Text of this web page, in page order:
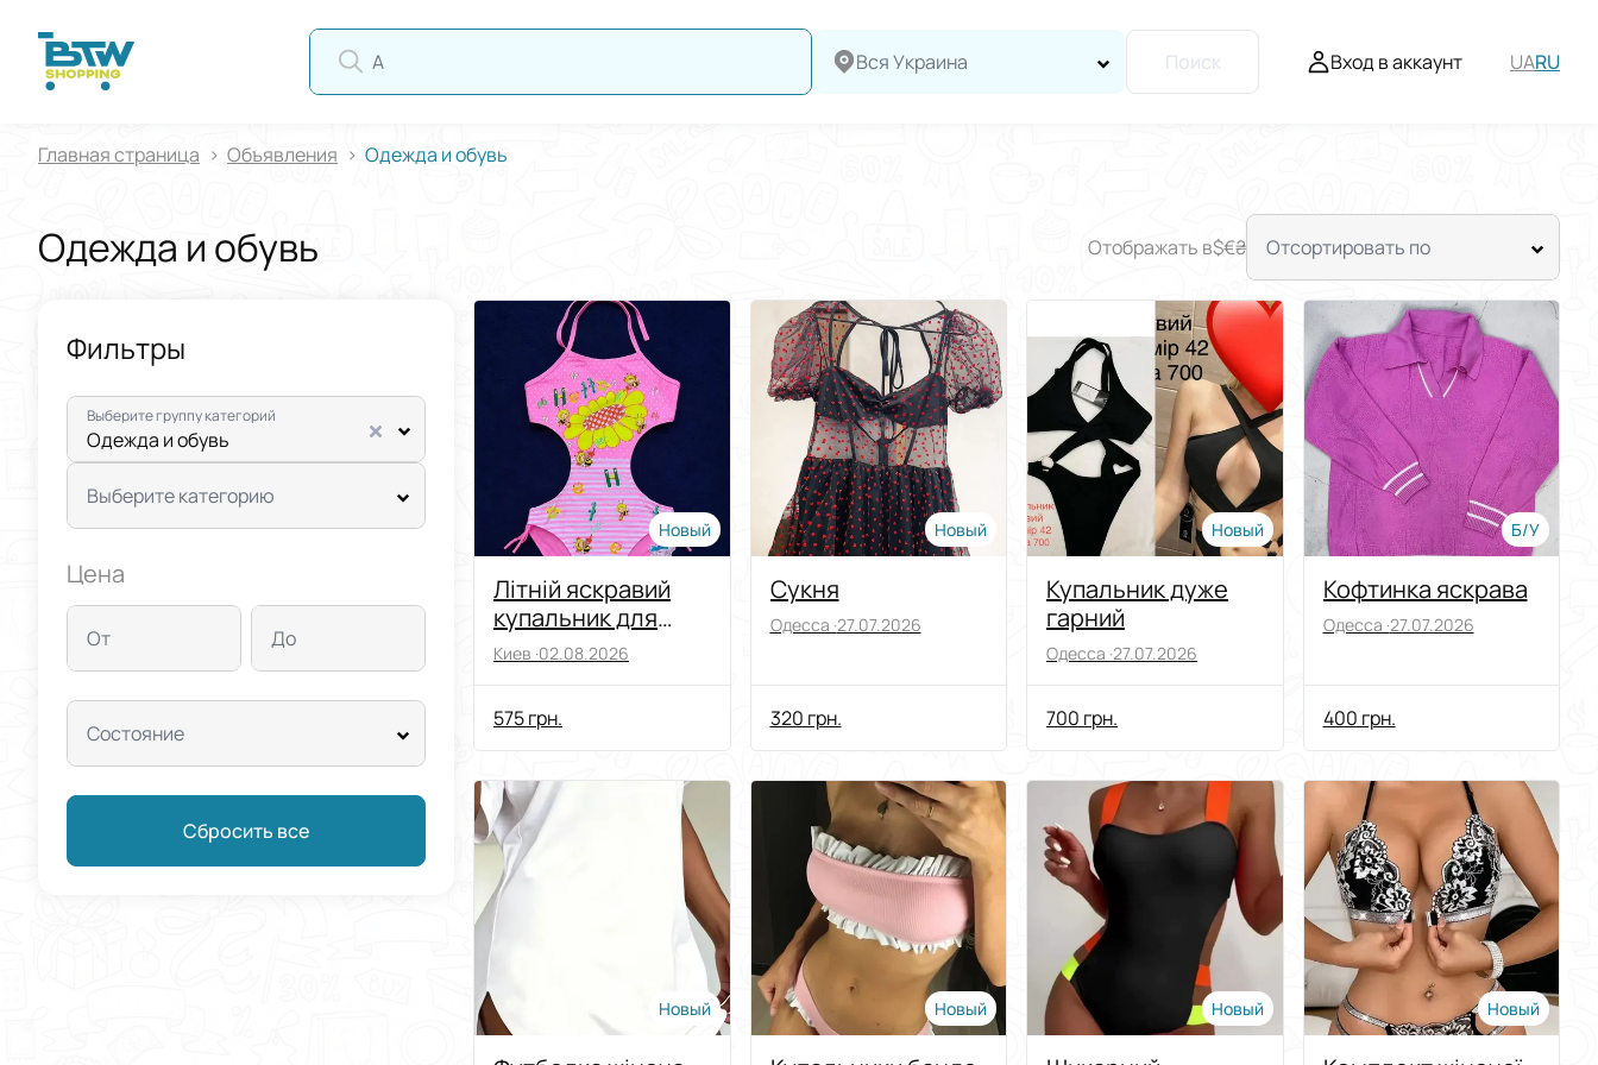
АВТО Вся Украина Поиск Вход в аккаунт UARU
Главная страница Oбъявления Одежда и обувь
Одежда и обувь Отображать в$€₴ Отсортировать по
Фильтры
Выберите группу категорий
Одежда и обувь
Выберите категорию
Цена
От До
Состояние
Сбросить все
Новый
Літній яскравий
купальник для
дівчинки FUBA.VI
Киев ·02.08.2026
575 грн.
Новый
Сукня
Одесса ·27.07.2026
320 грн.
Новый
Купальник дуже
гарний
Одесса ·27.07.2026
700 грн.
Б/У
Кофтинка яскрава
Одесса ·27.07.2026
400 грн.
Новый Новый Новый Новый